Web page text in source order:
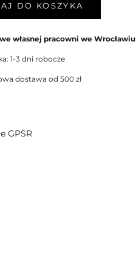
DO KOSZYKA
własnej pracowni we Wrocławiu
1-3 dni robocze
dostawa od 500 zł
GPSR